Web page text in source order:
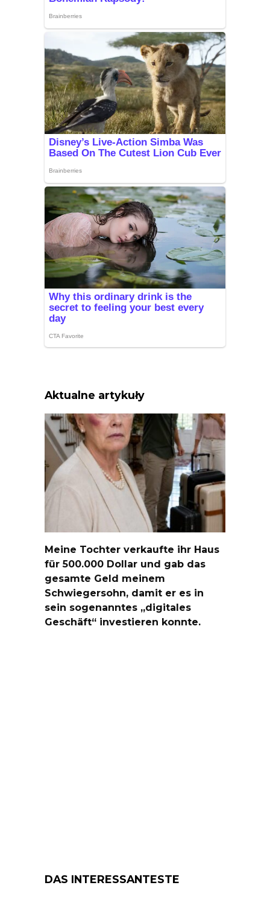
Aktualne artykuły
Meine Tochter verkaufte ihr Haus
für 500.000 Dollar und gab das
gesamte Geld meinem
Schwiegersohn, damit er es in
sein sogenanntes „digitales
Geschäft“ investieren konnte.
DAS INTERESSANTESTE